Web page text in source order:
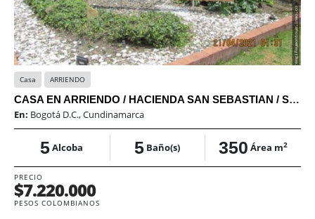
Casa ARRIENDO
CASA EN ARRIENDO / HACIENDA SAN SEBASTIAN / SAE
En: Bogotá D.C., Cundinamarca
5Alcoba 5 Baño(s) 350 Área m2
PRECIO
$7.220.000
PESOS COLOMBIANOS